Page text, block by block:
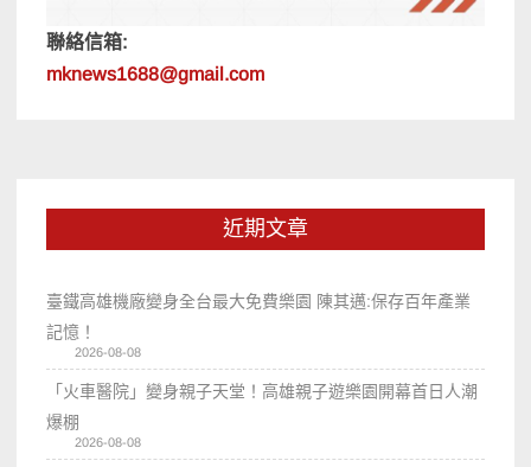
聯絡信箱:
mknews1688@gmail.com
近期文章
臺鐵高雄機廠變身全台最大免費樂園 陳其邁:保存百年產業
記憶！
2026-08-08
「火車醫院」變身親子天堂！高雄親子遊樂園開幕首日人潮
爆棚
2026-08-08